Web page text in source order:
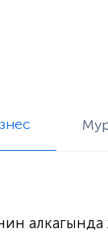
алкагында